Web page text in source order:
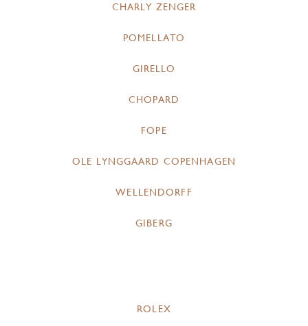
CHARLY ZENGER
POMELLATO
GIRELLO
CHOPARD
FOPE
OLE LYNGGAARD COPENHAGEN
WELLENDORFF
GIBERG
ROLEX